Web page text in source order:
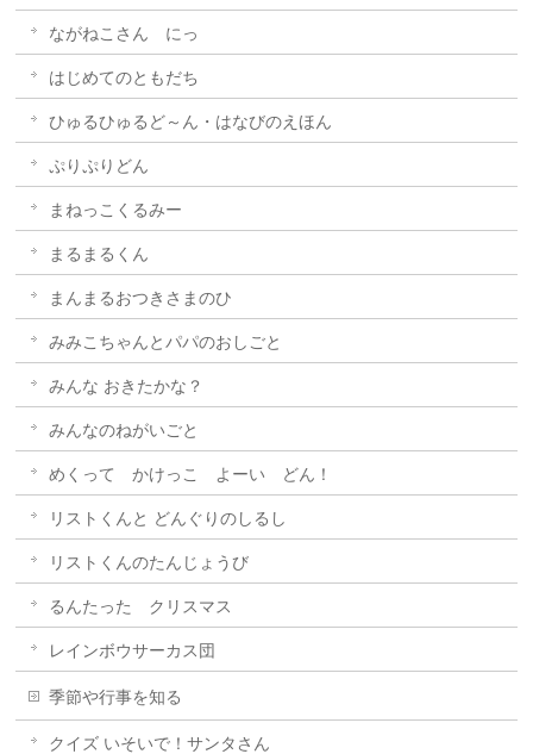
ながねこさん にっ
はじめてのともだち
ひゅるひゅるど～ん・はなびのえほん
ぷりぷりどん
まねっこくるみー
まるまるくん
まんまるおつきさまのひ
みみこちゃんとパパのおしごと
みんな おきたかな？
みんなのねがいごと
めくって かけっこ よーい どん！
リストくんと どんぐりのしるし
リストくんのたんじょうび
るんたった クリスマス
レインボウサーカス団
季節や行事を知る
クイズ いそいで！サンタさん